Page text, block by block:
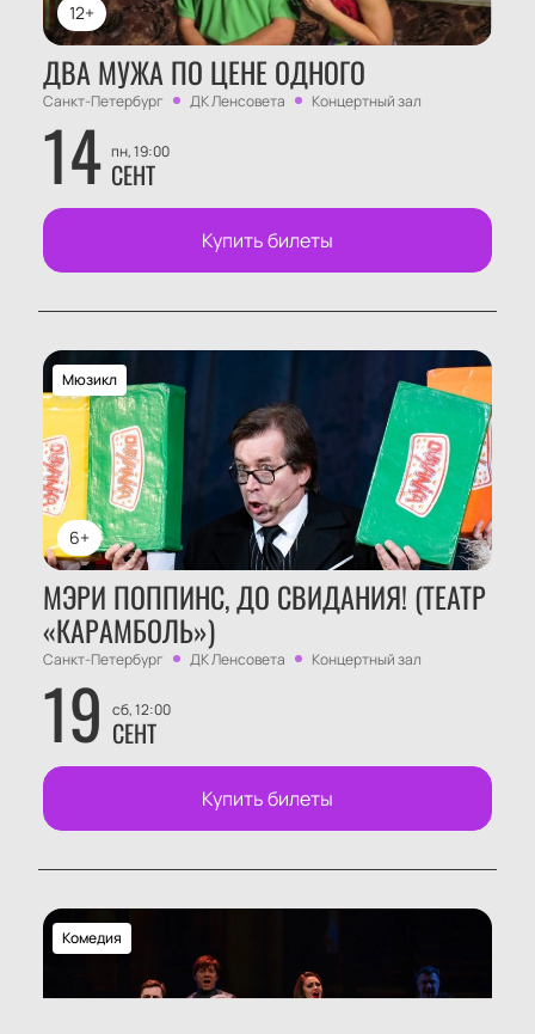
12+
ДВА МУЖА ПО ЦЕНЕ ОДНОГО
Санкт-Петербург ДК Ленсовета Концертный зал
14 пн, 19:00
СЕНТ
Купить билеты
6+
Мюзикл
МЭРИ ПОППИНС, ДО СВИДАНИЯ! (ТЕАТР
«КАРАМБОЛЬ»)
Санкт-Петербург ДК Ленсовета Концертный зал
19 сб, 12:00
СЕНТ
Купить билеты
Комедия